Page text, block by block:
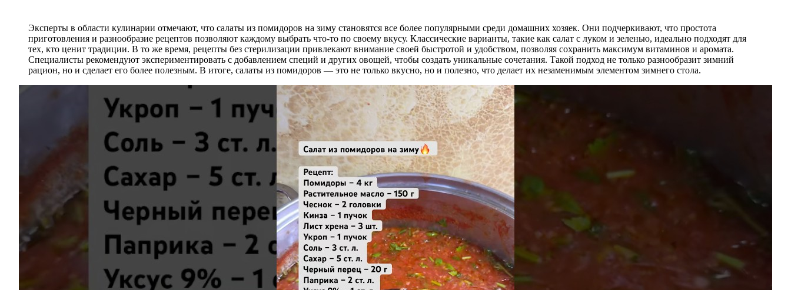
Эксперты в области кулинарии отмечают, что салаты из помидоров на зиму становятся все более популярными среди домашних хозяек. Они подчеркивают, что простота
приготовления и разнообразие рецептов позволяют каждому выбрать что-то по своему вкусу. Классические варианты, такие как салат с луком и зеленью, идеально подходят для
тех, кто ценит традиции. В то же время, рецепты без стерилизации привлекают внимание своей быстротой и удобством, позволяя сохранить максимум витаминов и аромата.
Специалисты рекомендуют экспериментировать с добавлением специй и других овощей, чтобы создать уникальные сочетания. Такой подход не только разнообразит зимний
рацион, но и сделает его более полезным. В итоге, салаты из помидоров — это не только вкусно, но и полезно, что делает их незаменимым элементом зимнего стола.